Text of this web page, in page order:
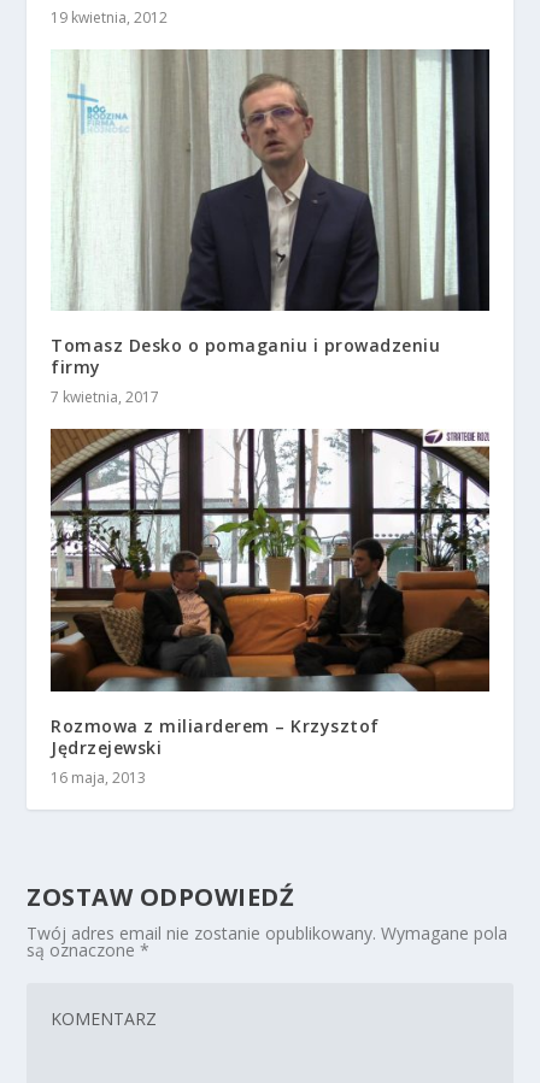
19 kwietnia, 2012
Tomasz Desko o pomaganiu i prowadzeniu
firmy
7 kwietnia, 2017
Rozmowa z miliarderem – Krzysztof
Jędrzejewski
16 maja, 2013
ZOSTAW ODPOWIEDŹ
Twój adres email nie zostanie opublikowany. Wymagane pola
są oznaczone*